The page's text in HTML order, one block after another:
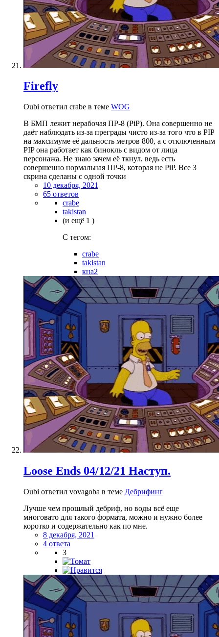
Firefly
Oubi ответил crabe в теме WOG
В БМП лежит нерабочая ПР-8 (PiP). Она совершенно не
даёт наблюдать из-за преграды чисто из-за того что в PIP
на максимуме её дальность метров 800, а с отключенным
PIP она работает как бинокль с видом от лица
персонажа. Не знаю зачем её ткнул, ведь есть
совершенно нормальная ПР-8, которая не PiP. Все 3
скрина сделаны с одной точки
10 декабря, 2021
65 ответов
crabe
takistan
(и ещё 1 )
C тегом:
crabe
takistan
кна2
Loose Ends 04/12/21 Наступ.
Oubi ответил vovagoba в теме Дебрифинг
Лучше чем прошлый дебриф, но воды всё еще
многовато для такого формата, можно и нужно более
коротко и содержательно как по мне.
8 декабря, 2021
4 ответа
3